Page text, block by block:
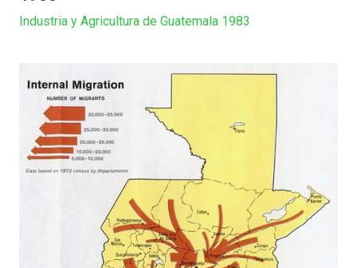
Industria y Agricultura de Guatemala 1983